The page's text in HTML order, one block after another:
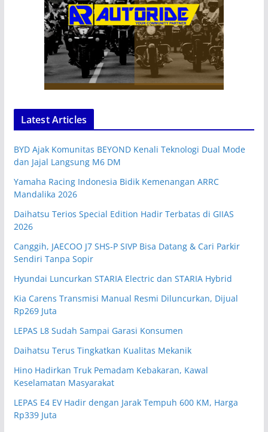
Latest Articles
BYD Ajak Komunitas BEYOND Kenali Teknologi Dual Mode
dan Jajal Langsung M6 DM
Yamaha Racing Indonesia Bidik Kemenangan ARRC
Mandalika 2026
Daihatsu Terios Special Edition Hadir Terbatas di GIIAS
2026
Canggih, JAECOO J7 SHS-P SIVP Bisa Datang & Cari Parkir
Sendiri Tanpa Sopir
Hyundai Luncurkan STARIA Electric dan STARIA Hybrid
Kia Carens Transmisi Manual Resmi Diluncurkan, Dijual
Rp269 Juta
LEPAS L8 Sudah Sampai Garasi Konsumen
Daihatsu Terus Tingkatkan Kualitas Mekanik
Hino Hadirkan Truk Pemadam Kebakaran, Kawal
Keselamatan Masyarakat
LEPAS E4 EV Hadir dengan Jarak Tempuh 600 KM, Harga
Rp339 Juta